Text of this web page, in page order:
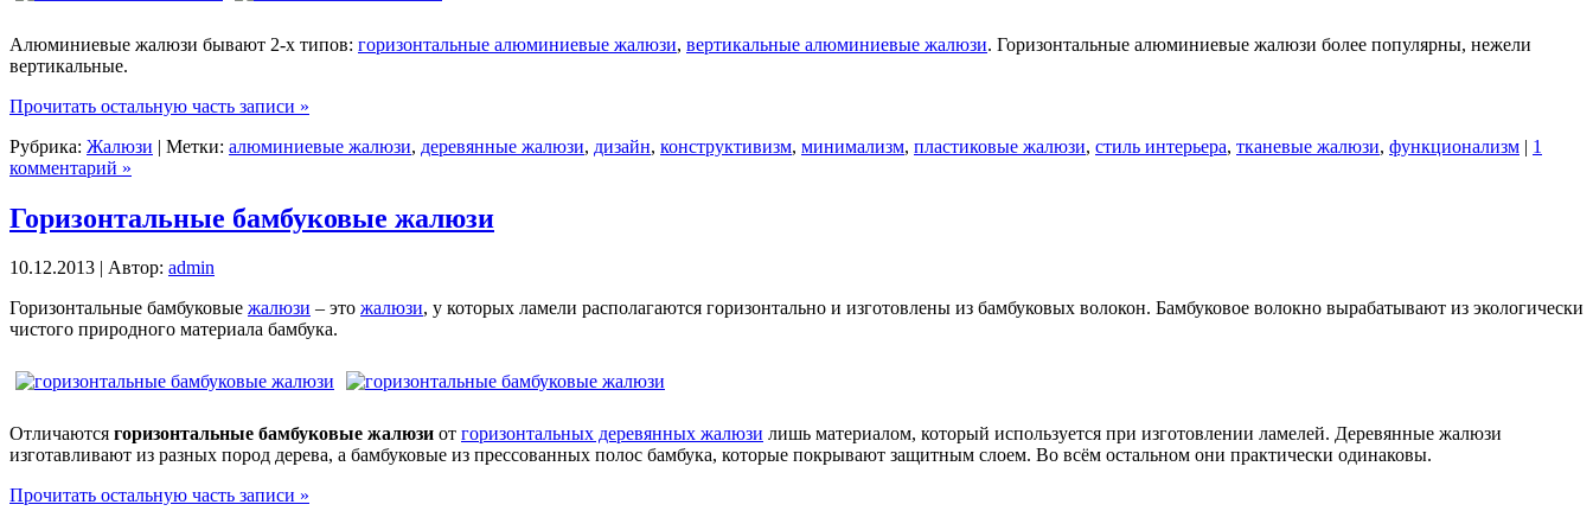
Алюминиевые жалюзи бывают 2-х типов: горизонтальные алюминиевые жалюзи, вертикальные алюминиевые жалюзи. Горизонтальные алюминиевые жалюзи более популярны, нежели
вертикальные.
Прочитать остальную часть записи »
Рубрика: Жалюзи | Метки: алюминиевые жалюзи, деревянные жалюзи, дизайн, конструктивизм, минимализм, пластиковые жалюзи, стиль интерьера, тканевые жалюзи, функционализм | 1
комментарий »
Горизонтальные бамбуковые жалюзи
10.12.2013 | Автор: admin
Горизонтальные бамбуковые жалюзи – это жалюзи, у которых ламели располагаются горизонтально и изготовлены из бамбуковых волокон. Бамбуковое волокно вырабатывают из экологически
чистого природного материала бамбука.
Отличаются горизонтальные бамбуковые жалюзи от горизонтальных деревянных жалюзи лишь материалом, который используется при изготовлении ламелей. Деревянные жалюзи
изготавливают из разных пород дерева, а бамбуковые из прессованных полос бамбука, которые покрывают защитным слоем. Во всём остальном они практически одинаковы.
Прочитать остальную часть записи »